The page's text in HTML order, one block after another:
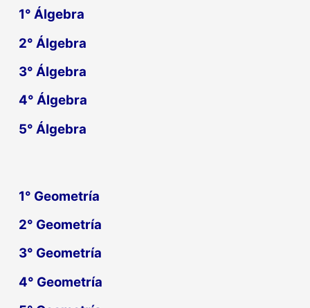
1° Álgebra
2° Álgebra
3° Álgebra
4° Álgebra
5° Álgebra
1° Geometría
2° Geometría
3° Geometría
4° Geometría